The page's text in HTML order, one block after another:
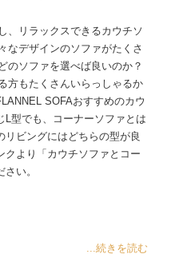
、リラックスできるカウチソ
なデザインのソファがたくさ
のソファを選べば良いのか？
方もたくさんいらっしゃるか
SOFAおすすめのカウ
L型でも、コーナーソファとは
リビングにはどちらの型が良
クより「カウチソファとコー
い。
...続きを読む